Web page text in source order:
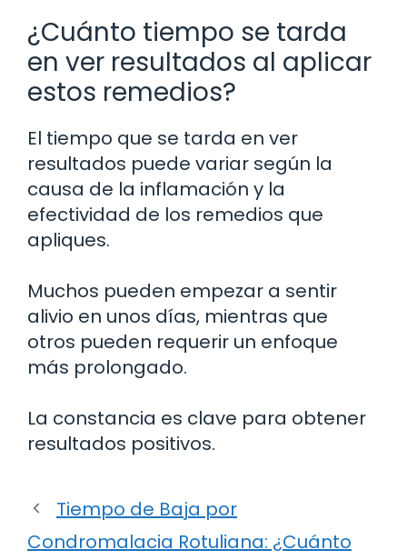
¿Cuánto tiempo se tarda
en ver resultados al aplicar
estos remedios?
El tiempo que se tarda en ver
resultados puede variar según la
causa de la inflamación y la
efectividad de los remedios que
apliques.
Muchos pueden empezar a sentir
alivio en unos días, mientras que
otros pueden requerir un enfoque
más prolongado.
La constancia es clave para obtener
resultados positivos.
Tiempo de Baja por
Condromalacia Rotuliana: ¿Cuánto